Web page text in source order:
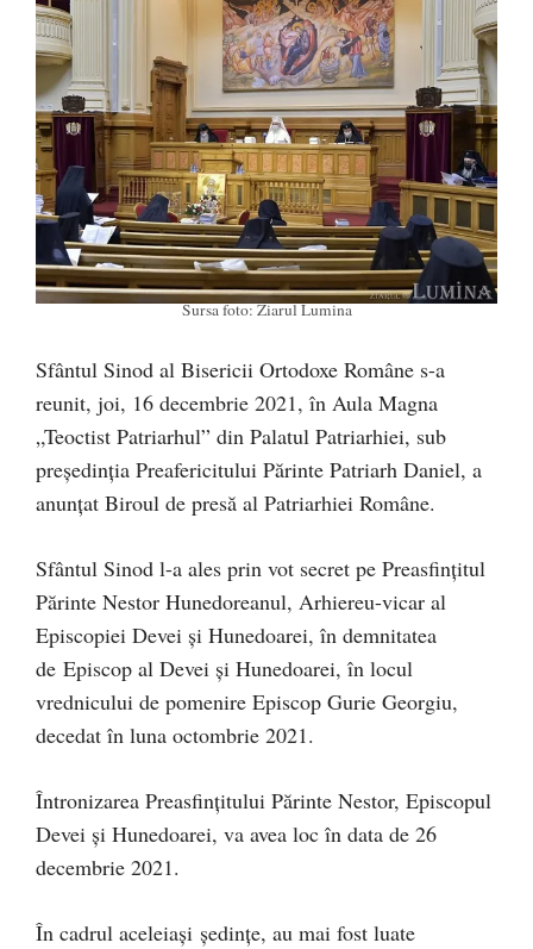
Sursa foto: Ziarul Lumina
Sfântul Sinod al Bisericii Ortodoxe Române s-a
reunit, joi, 16 decembrie 2021, în Aula Magna
„Teoctist Patriarhul” din Palatul Patriarhiei, sub
președinția Preafericitului Părinte Patriarh Daniel, a
anunțat Biroul de presă al Patriarhiei Române.
Sfântul Sinod l-a ales prin vot secret pe Preasfinţitul
Părinte Nestor Hunedoreanul, Arhiereu-vicar al
Episcopiei Devei şi Hunedoarei, în demnitatea
de Episcop al Devei şi Hunedoarei, în locul
vrednicului de pomenire Episcop Gurie Georgiu,
decedat în luna octombrie 2021.
Întronizarea Preasfințitului Părinte Nestor, Episcopul
Devei şi Hunedoarei, va avea loc în data de 26
decembrie 2021.
În cadrul aceleiași ședințe, au mai fost luate